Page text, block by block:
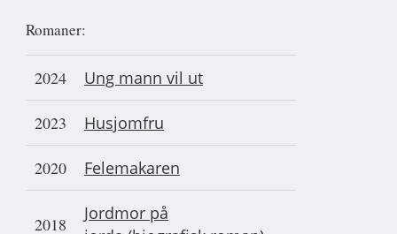
Romaner:
2024 Ung mann vil ut
2023 Husjomfru
2020 Felemakaren
2018
Jordmor på